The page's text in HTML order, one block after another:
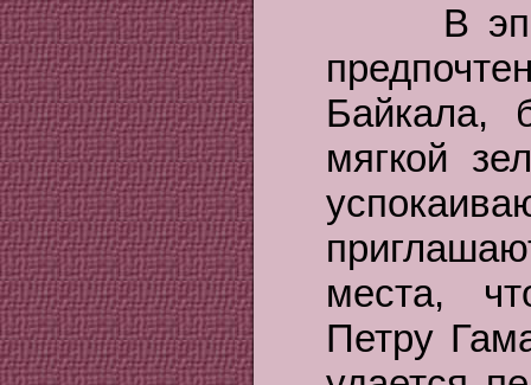
В эпоху
Байкала,
мягкой
места,
Петру